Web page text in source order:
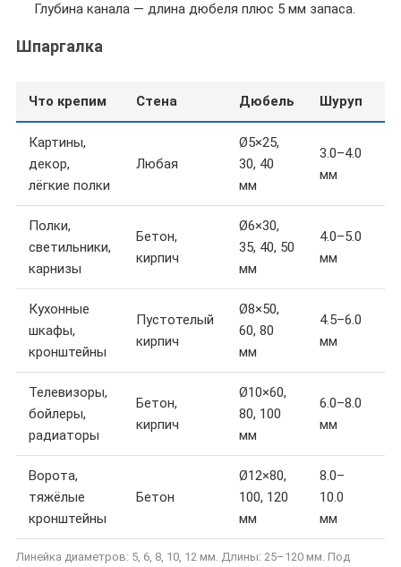
Глубина канала — длина дюбеля плюс 5 мм запаса.
Шпаргалка
Что крепим Стена Дюбель Шуруп
Картины,
декор,
лёгкие полки
Любая
Ø5×25,
30, 40
мм
3.0–4.0
мм
Полки,
светильники,
карнизы
Бетон,
кирпич
Ø6×30,
35, 40, 50
мм
4.0–5.0
мм
Кухонные
шкафы,
кронштейны
Пустотелый
кирпич
Ø8×50,
60, 80
мм
4.5–6.0
мм
Телевизоры,
бойлеры,
радиаторы
Бетон,
кирпич
Ø10×60,
80, 100
мм
6.0–8.0
мм
Ворота,
тяжёлые
кронштейны
Бетон
Ø12×80,
100, 120
мм
8.0–
10.0
мм
Линейка диаметров: 5, 6, 8, 10, 12 мм. Длины: 25–120 мм. Под